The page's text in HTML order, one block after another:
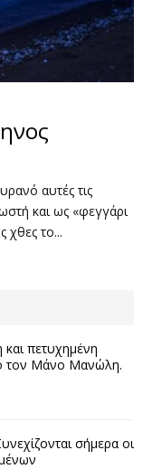
αυτές τις
και ως «φεγγάρι
χθες το...
πετυχημένη
τον Μάνο Μανώλη.
σήμερα οι